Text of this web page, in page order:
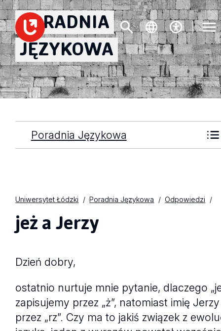
PORADNIA
JĘZYKOWA
Poradnia Językowa
Uniwersytet Łódzki Poradnia Językowa Odpowiedzi
jeż a Jerzy
Dzień dobry,
ostatnio nurtuje mnie pytanie, dlaczego
zapisujemy przez „ż”, natomiast imię
przez „rz”. Czy ma to jakiś związek z